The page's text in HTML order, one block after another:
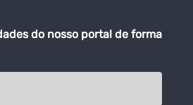
do nosso portal de forma